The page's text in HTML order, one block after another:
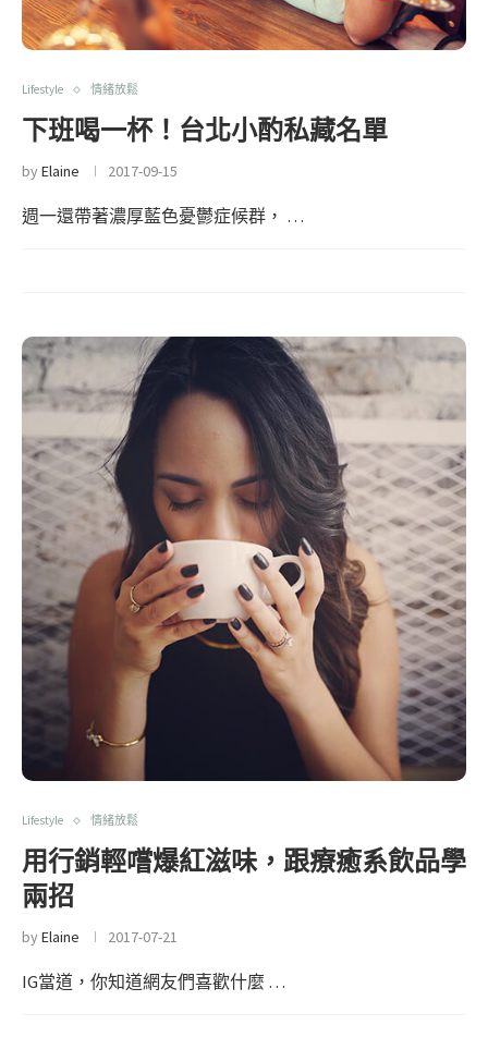
Lifestyle 情緒放鬆
下班喝一杯！台北小酌私藏名單
byElaine 2017-09-15
週一還帶著濃厚藍色憂鬱症候群， …
Lifestyle 情緒放鬆
用行銷輕嚐爆紅滋味，跟療癒系飲品學
兩招
byElaine 2017-07-21
IG當道，你知道網友們喜歡什麼 …